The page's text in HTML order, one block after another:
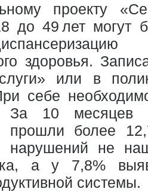
проекту
до 49 лет могут
здоровья.
или в
себе
10 месяцев
прошли более
нарушений не
а у 7,8%
системы.